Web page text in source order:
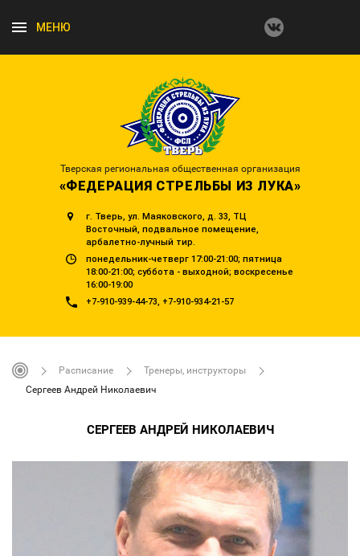
Тверская региональная общественная организация
«ФЕДЕРАЦИЯ СТРЕЛЬБЫ ИЗ ЛУКА»
г. Тверь, ул. Маяковского, д. 33, ТЦ
Восточный, подвальное помещение,
арбалетно-лучный тир.
понедельник-четверг 17:00-21:00; пятница
18:00-21:00; суббота - выходной; воскресенье
16:00-19:00
+7-910-939-44-73
+7-910-934-21-57
МЕНЮ
Расписание
Тренеры, инструкторы
Сергеев Андрей Николаевич
СЕРГЕЕВ АНДРЕЙ НИКОЛАЕВИЧ